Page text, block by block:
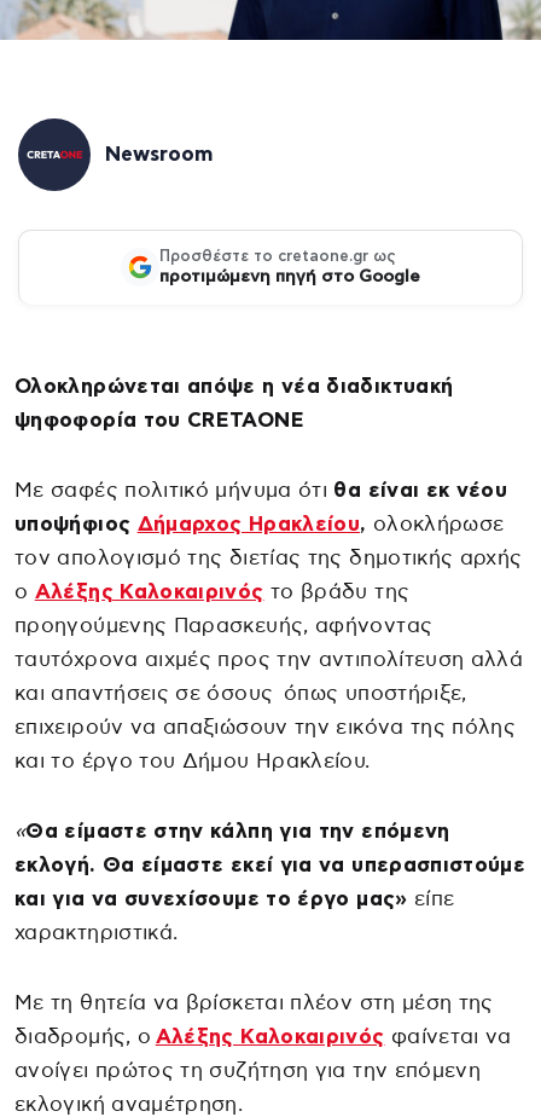
Newsroom
Προσθέστε το cretaone.gr ως
προτιμώμενη πηγή στο Google
Ολοκληρώνεται απόψε η νέα διαδικτυακή
ψηφοφορία του CRETAONE
Με σαφές πολιτικό μήνυμα ότι θα είναι εκ νέου
υποψήφιος Δήμαρχος Ηρακλείου, ολοκλήρωσε
τον απολογισμό της διετίας της δημοτικής αρχής
ο Αλέξης Καλοκαιρινός το βράδυ της
προηγούμενης Παρασκευής, αφήνοντας
ταυτόχρονα αιχμές προς την αντιπολίτευση αλλά
και απαντήσεις σε όσους όπως υποστήριξε,
επιχειρούν να απαξιώσουν την εικόνα της πόλης
και το έργο του Δήμου Ηρακλείου.
«Θα είμαστε στην κάλπη για την επόμενη
εκλογή. Θα είμαστε εκεί για να υπερασπιστούμε
και για να συνεχίσουμε το έργο μας» είπε
χαρακτηριστικά.
Με τη θητεία να βρίσκεται πλέον στη μέση της
διαδρομής, ο Αλέξης Καλοκαιρινός φαίνεται να
ανοίγει πρώτος τη συζήτηση για την επόμενη
εκλογική αναμέτρηση.